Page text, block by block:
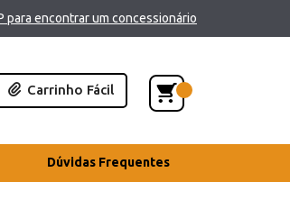
para encontrar um concessionário
Carrinho Fácil
Dúvidas Frequentes